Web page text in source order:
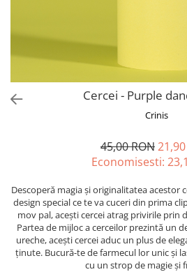
Monstera
Neon Collection
Tiny but Mighty
White Sensation
Cercei - Purple
Crinis
45,00 RON
Economisesti:
Descoperă magia și originalitatea acestor
design special ce te va cuceri din prima
mov pal, acești cercei atrag privirile prin
Partea de mijloc a cerceilor prezintă un
ureche, acești cercei aduc un plus de
ținute. Bucură-te de farmecul lor unic și
cu un strop de magie și